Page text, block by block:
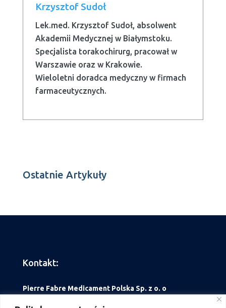
Krzysztof Sudoł
Lek.med. Krzysztof Sudoł, absolwent
Akademii Medycznej w Białymstoku.
Specjalista torakochirurg, pracował w
Warszawie oraz w Krakowie.
Wieloletni doradca medyczny w firmach
farmaceutycznych.
Ostatnie Artykuły
Kontakt:
Pierre Fabre Medicament Polska Sp. z o. o